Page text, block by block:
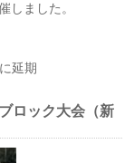
しました。
延期
ロック大会（新